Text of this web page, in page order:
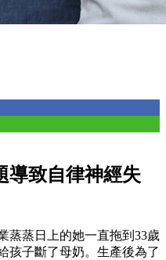
導致自律神經失
蒸蒸日上的她一直拖到33歲
孩子斷了母奶。生產後為了